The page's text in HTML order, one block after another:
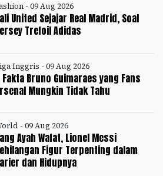
- 09 Aug 2026
United Sejajar Real Madrid, Soal
Trefoil Adidas
Inggris - 09 Aug 2026
Fakta Bruno Guimaraes yang Fans
Mungkin Tidak Tahu
- 09 Aug 2026
Ayah Wafat, Lionel Messi
Figur Terpenting dalam
dan Hidupnya